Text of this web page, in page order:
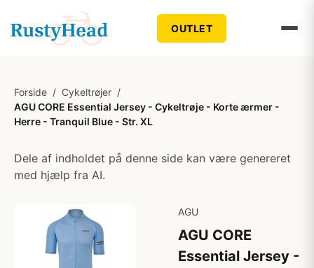
OUTLET
Forside / Cykeltrøjer /
AGU CORE Essential Jersey - Cykeltrøje - Korte ærmer -
Herre - Tranquil Blue - Str. XL
Dele af indholdet på denne side kan være genereret
med hjælp fra AI.
AGU
AGU CORE
Essential Jersey -